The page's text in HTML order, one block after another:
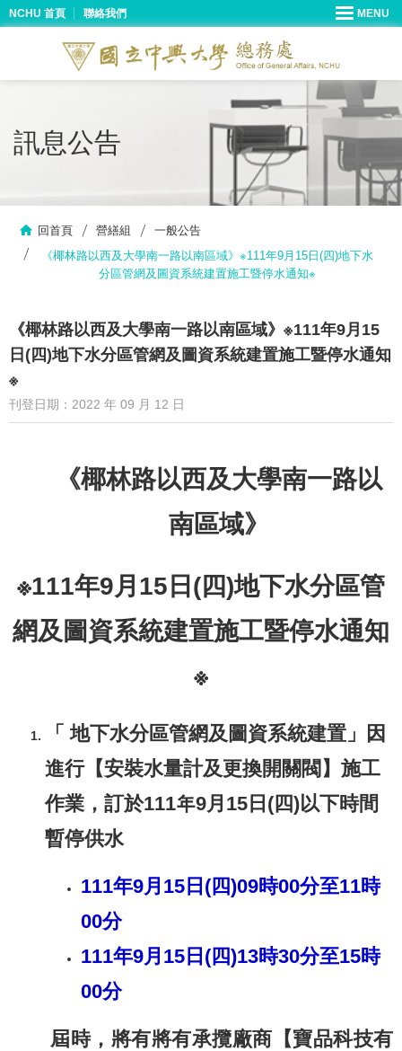
NCHU 首頁 聯絡我們
訊息公告
回首頁 營繕組
一般公告
《椰林路以西及大學南一路以南區域》※111年9月15日(四)地下水
分區管網及圖資系統建置施工暨停水通知※
《椰林路以西及大學南一路以南區域》※111年9月15
日(四)地下水分區管網及圖資系統建置施工暨停水通知
※
刊登日期：2022 年 09 月 12 日
《椰林路以西及大學南一路以
南區域》
※111年9月15日(四)地下水分區管
網及圖資系統建置施工暨停水通知
※
「 地下水分區管網及圖資系統建置」因
進行【安裝水量計及更換開關閥】施工
作業，訂於111年9月15日(四)以下時間
暫停供水
111年9月15日(四)09時00分至11時
00分
​111年9月15日(四)13時30分至15時
00分
屆時，將有將有承攬廠商【寶品科技有